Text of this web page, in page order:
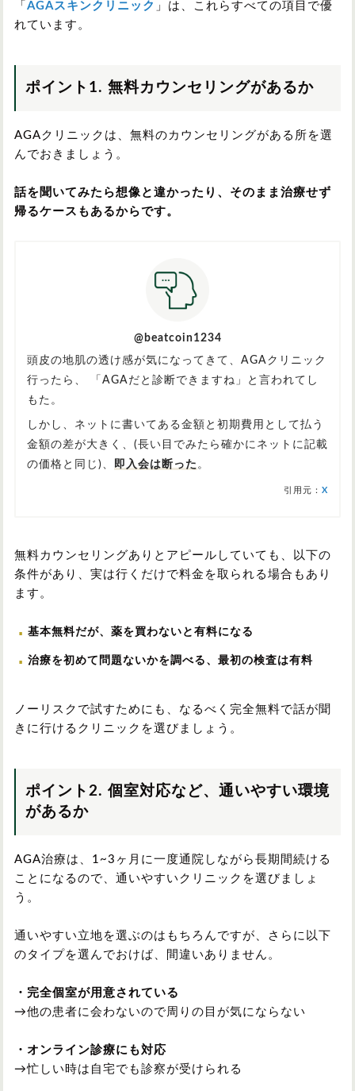
「 AGAスキンクリニック 」は、これらすべての項目で優
れています。
ポイント1. 無料カウンセリングがあるか
AGAクリニックは、無料のカウンセリングがある所を選
んでおきましょう。
話を聞いてみたら想像と違かったり、そのまま治療せず
帰るケースもあるからです。
@beatcoin1234
頭皮の地肌の透け感が気になってきて、AGAクリニック
行ったら、 「AGAだと診断できますね」と言われてし
もた。
しかし、ネットに書いてある金額と初期費用として払う
金額の差が大きく、(長い目でみたら確かにネットに記載
の価格と同じ)、
即入会は断った 。
引用元： X
無料カウンセリングありとアピールしていても、以下の
条件があり、実は行くだけで料金を取られる場合もあり
ます。
基本無料だが、薬を買わないと有料になる
治療を初めて問題ないかを調べる、最初の検査は有料
ノーリスクで試すためにも、なるべく完全無料で話が聞
きに行けるクリニックを選びましょう。
ポイント2. 個室対応など、通いやすい環境
があるか
AGA治療は、1~3ヶ月に一度通院しながら長期間続ける
ことになるので、通いやすいクリニックを選びましょ
う。
通いやすい立地を選ぶのはもちろんですが、さらに以下
のタイプを選んでおけば、間違いありません。
・完全個室が用意されている
→他の患者に会わないので周りの目が気にならない
・オンライン診療にも対応
→忙しい時は自宅でも診察が受けられる